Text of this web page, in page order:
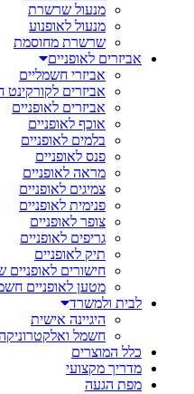
מנעול שרשרת
מנעול לאופנוע
שרשרת מחוסמת
אביזרים לאופניים
אביזרי חשמליים
אביזרים לקורקינט
אביזרים לאופניים
אוכף לאופניים
בלמים לאופניים
פנס לאופניים
מראה לאופניים
צמיגים לאופניים
פנימית לאופניים
צופר לאופניים
גריפים לאופניים
תיק לאופניים
חישורים לאופניים
מטען לאופניים
לבית ולמשרד
היגיינה אישית
חשמל
כלל המוצרים
מדריך מקצועי
מפת הגעה